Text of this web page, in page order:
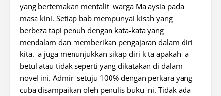
yang bertemakan mentaliti warga Malaysia pada
masa kini. Setiap bab mempunyai kisah yang
berbeza tapi penuh dengan kata-kata yang
mendalam dan memberikan pengajaran dalam diri
kita. Ia juga menunjukkan sikap diri kita apakah ia
betul atau tidak seperti yang dikatakan di dalam
novel ini. Admin setuju 100% dengan perkara yang
cuba disampaikan oleh penulis buku ini. Tidak ada